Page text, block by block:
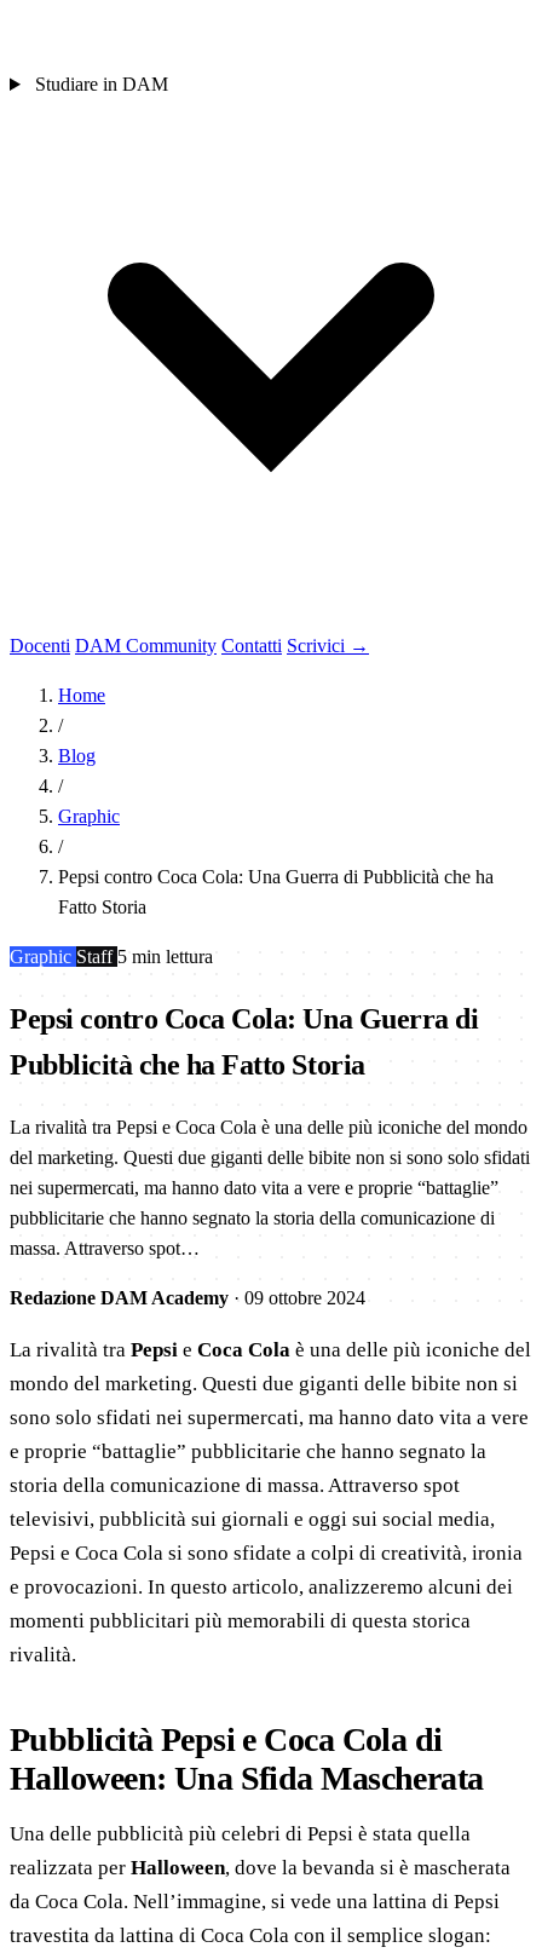
Studiare in DAM
Docenti DAM Community Contatti Scrivici →
Home
/
Blog
/
Graphic
/
Pepsi contro Coca Cola: Una Guerra di Pubblicità che ha
Fatto Storia
Graphic Staff 5 min lettura
Pepsi contro Coca Cola: Una Guerra di
Pubblicità che ha Fatto Storia
La rivalità tra Pepsi e Coca Cola è una delle più iconiche del mondo
del marketing. Questi due giganti delle bibite non si sono solo sfidati
nei supermercati, ma hanno dato vita a vere e proprie “battaglie”
pubblicitarie che hanno segnato la storia della comunicazione di
massa. Attraverso spot…
Redazione DAM Academy · 09 ottobre 2024
La rivalità tra Pepsi e Coca Cola è una delle più iconiche del
mondo del marketing. Questi due giganti delle bibite non si
sono solo sfidati nei supermercati, ma hanno dato vita a vere
e proprie “battaglie” pubblicitarie che hanno segnato la
storia della comunicazione di massa. Attraverso spot
televisivi, pubblicità sui giornali e oggi sui social media,
Pepsi e Coca Cola si sono sfidate a colpi di creatività, ironia
e provocazioni. In questo articolo, analizzeremo alcuni dei
momenti pubblicitari più memorabili di questa storica
rivalità.
Pubblicità Pepsi e Coca Cola di
Halloween: Una Sfida Mascherata
Una delle pubblicità più celebri di Pepsi è stata quella
realizzata per Halloween, dove la bevanda si è mascherata
da Coca Cola. Nell’immagine, si vede una lattina di Pepsi
travestita da lattina di Coca Cola con il semplice slogan: